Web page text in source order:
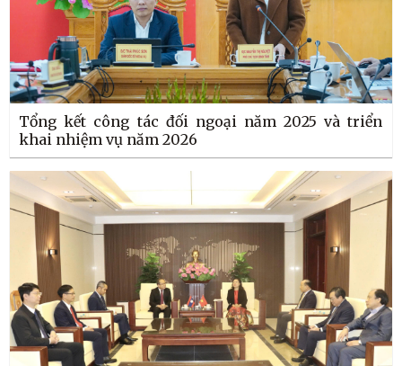
Tổng kết công tác đối ngoại năm 2025 và triển
khai nhiệm vụ năm 2026